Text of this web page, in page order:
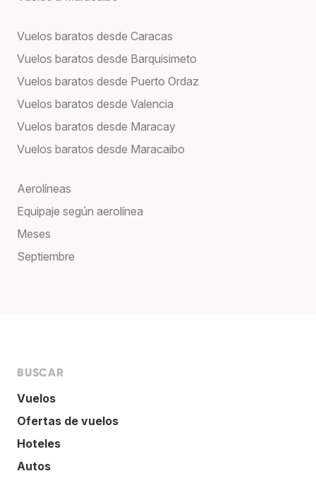
Vuelos baratos desde Caracas
Vuelos baratos desde Barquisimeto
Vuelos baratos desde Puerto Ordaz
Vuelos baratos desde Valencia
Vuelos baratos desde Maracay
Vuelos baratos desde Maracaibo
Aerolíneas
Equipaje según aerolínea
Meses
Septiembre
BUSCAR
Vuelos
Ofertas de vuelos
Hoteles
Autos